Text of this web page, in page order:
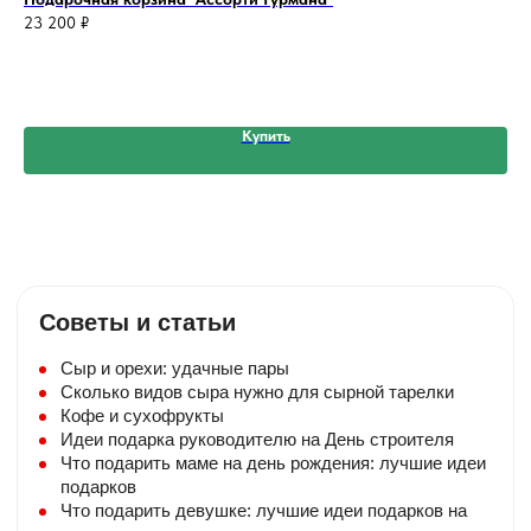
23 200 ₽
Купить
Советы и статьи
Сыр и орехи: удачные пары
Сколько видов сыра нужно для сырной тарелки
Кофе и сухофрукты
Идеи подарка руководителю на День строителя
Что подарить маме на день рождения: лучшие идеи
подарков
Что подарить девушке: лучшие идеи подарков на
Упаковка
Букеты из клубники упакованы в крафт-
коробку с ручками. Подарочные корзины
ставятся в пакет с ручками.
добавьте в комментарии.
Доставка